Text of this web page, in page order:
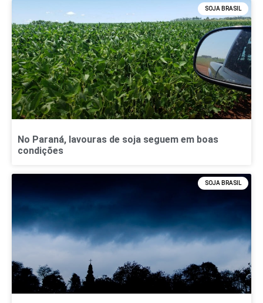
SOJA BRASIL
No Paraná, lavouras de soja seguem em boas
condições
SOJA BRASIL